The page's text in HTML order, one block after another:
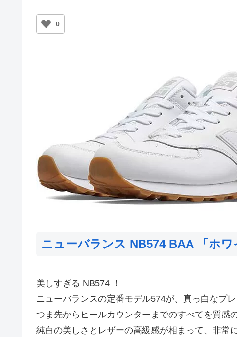
0
ニューバランス NB574 BAA 「ホワ
美しすぎる NB574 ！
ニューバランスの定番モデル574が、真っ白なプ
つま先からヒールカウンターまでのすべてを質感
純白の美しさとレザーの高級感が相まって、非常